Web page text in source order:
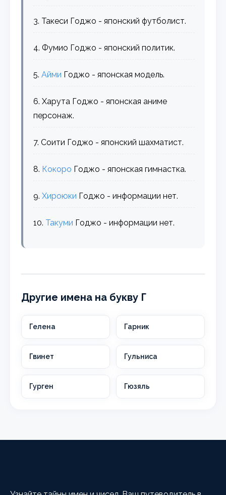
3. Такеси Годжо - японский футболист.
4. Фумио Годжо - японский политик.
5.Айми Годжо - японская модель.
6. Харута Годжо - японская аниме
персонаж.
7. Соити Годжо - японский шахматист.
8. Кокоро Годжо - японская гимнастка.
9.Хироюки Годжо - информации нет.
10. Такуми Годжо - информации нет.
Другие имена на букву Г
Гелена Гарник
Гвинет Гульниса
Гурген Гюзяль